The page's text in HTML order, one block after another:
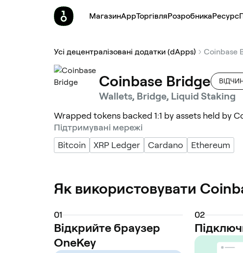
МагазинAppТоргівляPозробникаРесурс
Усі децентралізовані додатки (dApps) Coinbase
Coinbase Bridge
Wallets, Bridge, Liquid Staking
Wrapped tokens backed 1:1 by assets held by
Підтримувані мережі
Bitcoin
XRP Ledger Cardano Ethereum
Як використовувати
01
Відкрийте браузер
OneKey
02